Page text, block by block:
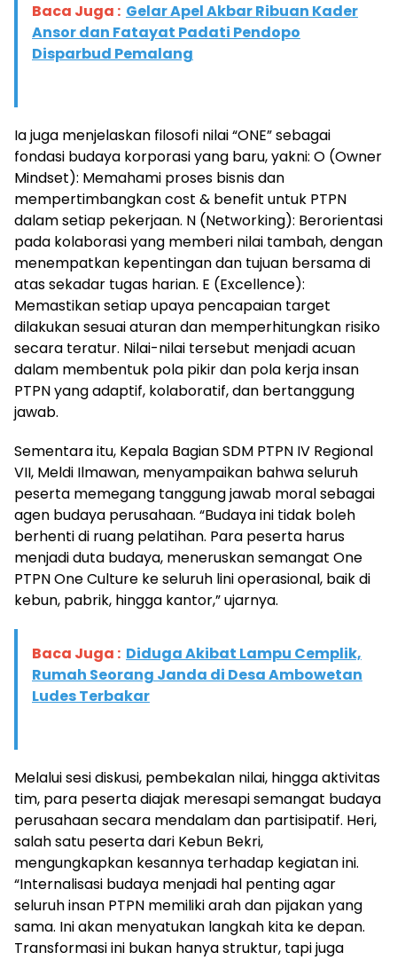
Baca Juga : Gelar Apel Akbar Ribuan Kader
Ansor dan Fatayat Padati Pendopo
Disparbud Pemalang
Ia juga menjelaskan filosofi nilai “ONE” sebagai
fondasi budaya korporasi yang baru, yakni: O (Owner
Mindset): Memahami proses bisnis dan
mempertimbangkan cost & benefit untuk PTPN
dalam setiap pekerjaan. N (Networking): Berorientasi
pada kolaborasi yang memberi nilai tambah, dengan
menempatkan kepentingan dan tujuan bersama di
atas sekadar tugas harian. E (Excellence):
Memastikan setiap upaya pencapaian target
dilakukan sesuai aturan dan memperhitungkan risiko
secara teratur. Nilai-nilai tersebut menjadi acuan
dalam membentuk pola pikir dan pola kerja insan
PTPN yang adaptif, kolaboratif, dan bertanggung
jawab.
Sementara itu, Kepala Bagian SDM PTPN IV Regional
VII, Meldi Ilmawan, menyampaikan bahwa seluruh
peserta memegang tanggung jawab moral sebagai
agen budaya perusahaan. “Budaya ini tidak boleh
berhenti di ruang pelatihan. Para peserta harus
menjadi duta budaya, meneruskan semangat One
PTPN One Culture ke seluruh lini operasional, baik di
kebun, pabrik, hingga kantor,” ujarnya.
Baca Juga : Diduga Akibat Lampu Cemplik,
Rumah Seorang Janda di Desa Ambowetan
Ludes Terbakar
Melalui sesi diskusi, pembekalan nilai, hingga aktivitas
tim, para peserta diajak meresapi semangat budaya
perusahaan secara mendalam dan partisipatif. Heri,
salah satu peserta dari Kebun Bekri,
mengungkapkan kesannya terhadap kegiatan ini.
“Internalisasi budaya menjadi hal penting agar
seluruh insan PTPN memiliki arah dan pijakan yang
sama. Ini akan menyatukan langkah kita ke depan.
Transformasi ini bukan hanya struktur, tapi juga